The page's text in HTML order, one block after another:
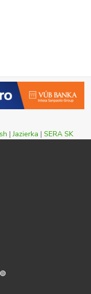
|Jazierka | SERA SK
🟢